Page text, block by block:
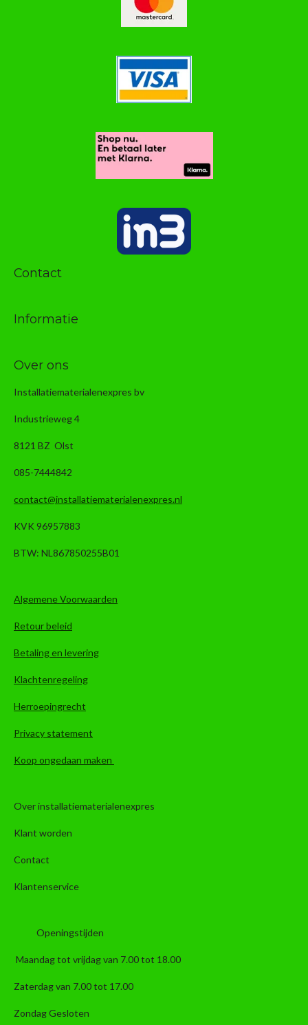
Contact
Informatie
Over ons
Installatiematerialenexpres bv
Industrieweg 4
8121 BZ Olst
085-7444842
contact@installatiematerialenexpres.nl
KVK 96957883
BTW: NL867850255B01
Algemene Voorwaarden
Retour beleid
Betaling en levering
Klachtenregeling
Herroepingrecht
Privacy statement
Koop ongedaan maken
Over installatiematerialenexpres
Klant worden
Contact
Klantenservice
Openingstijden
Maandag tot vrijdag van 7.00 tot 18.00
Zaterdag van 7.00 tot 17.00
Zondag Gesloten